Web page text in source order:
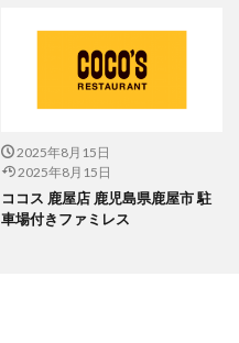
2025年8月15日
2025年8月15日
ココス 鹿屋店 鹿児島県鹿屋市 駐
車場付きファミレス